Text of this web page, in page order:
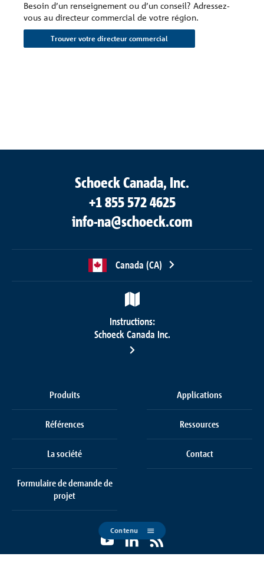
Besoin d’un renseignement ou d’un conseil? Adressez-
vous au directeur commercial de votre région.
Trouver votre directeur commercial
Schoeck Canada, Inc.
+1 855 572 4625
info-na@schoeck.com
Canada (CA)
Instructions:
Schoeck Canada Inc.
Produits Applications
Références Ressources
La société Contact
Formulaire de demande de
projet
Contenu